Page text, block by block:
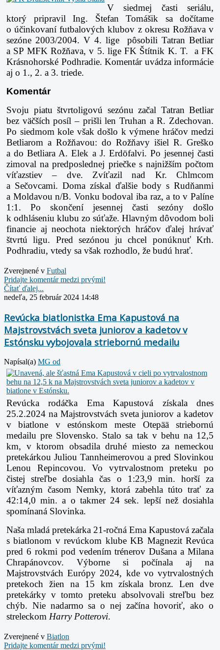
V siedmej časti seriálu,
ktorý pripravil Ing. Štefan Tomášik sa dočítame
o účinkovaní futbalových klubov z okresu Rožňava v
sezóne 2003/2004. V 4. lige pôsobili Tatran Betliar
a SP MFK Rožňava, v 5. lige FK Štítnik K. T. a FK
Krásnohorské Podhradie. Komentár uvádza informácie
aj o 1., 2. a 3. triede.
Komentár
Svoju piatu štvrtoligovú sezónu začal Tatran Betliar
bez väčších posíl – prišli len Truhan a R. Zdechovan.
Po siedmom kole však došlo k výmene hráčov medzi
Betliarom a Rožňavou: do Rožňavy išiel R. Greško
a do Betliara A. Elek a J. Erdöfalvi. Po jesennej časti
zimoval na predposlednej priečke s najnižším počtom
víťazstiev – dve. Zvíťazil nad Kr. Chlmcom
a Sečovcami. Doma získal ďalšie body s Rudňanmi
a Moldavou n/B. Vonku bodoval iba raz, a to v Palíne
1:1. Po skončení jesennej časti sezóny došlo
k odhláseniu klubu zo súťaže. Hlavným dôvodom boli
financie aj neochota niektorých hráčov ďalej hrávať
štvrtú ligu. Pred sezónou ju chcel ponúknuť Krh.
Podhradiu, vtedy sa však rozhodlo, že budú hrať.
Zverejnené v Futbal
Pridajte komentár medzi prvými!
Čítať ďalej...
nedeľa, 25 február 2024 14:48
Revúcka biatlonistka Ema Kapustová na
Majstrovstvách sveta juniorov a kadetov v
Estónsku vybojovala striebornú medailu
Napísal(a) MG od
Revúcka rodáčka Ema Kapustová získala dnes
25.2.2024 na Majstrovstvách sveta juniorov a kadetov
v biatlone v estónskom meste Otepää striebornú
medailu pre Slovensko. Stalo sa tak v behu na 12,5
km, v ktorom obsadila druhé miesto za nemeckou
pretekárkou Juliou Tannheimerovou a pred Slovinkou
Lenou Repincovou. Vo vytrvalostnom preteku po
čistej streľbe dosiahla čas o 1:23,9 min. horší za
víťazným časom Nemky, ktorá zabehla túto trať za
42:14,0 min. a o takmer 24 sek. lepší než dosiahla
spomínaná Slovinka.
Naša mladá pretekárka 21-ročná Ema Kapustová začala
s biatlonom v revúckom klube KB Magnezit Revúca
pred 6 rokmi pod vedením trénerov Dušana a Milana
Chrapánovcov. Výborne si počínala aj na
Majstrovstvách Európy 2024, kde vo vytrvalostných
pretekoch žien na 15 km získala bronz. Len dve
pretekárky v tomto preteku absolvovali streľbu bez
chýb. Nie nadarmo sa o nej začína hovoriť, ako o
streleckom Harry Potterovi.
Zverejnené v Biatlon
Pridajte komentár medzi prvými!